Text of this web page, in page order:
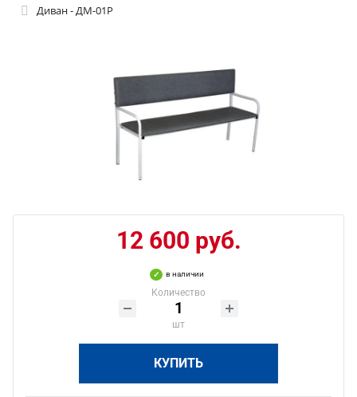
Диван - ДМ-01Р
12 600 руб.
в наличии
Количество
шт
КУПИТЬ